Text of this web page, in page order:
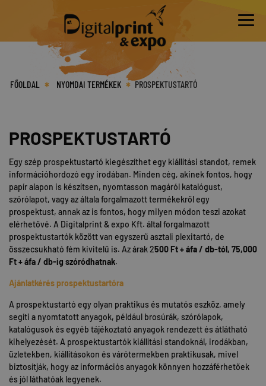
FŐOLDAL NYOMDAI TERMÉKEK PROSPEKTUSTARTÓ
PROSPEKTUSTARTÓ
Egy szép prospektustartó kiegészíthet egy kiállítási standot, remek
információhordozó egy irodában. Minden cég, akinek fontos, hogy
papír alapon is készítsen, nyomtasson magáról katalógust,
szórólapot, vagy az általa forgalmazott termékekről egy
prospektust, annak az is fontos, hogy milyen módon teszi azokat
elérhetővé. A Digitalprint & expo Kft. által forgalmazott
prospektustartók között van egyszerű asztali plexitartó, de
összecsukható fém kivitelű is. Az árak 2500 Ft + áfa / db-tól, 75,000
Ft + áfa / db-ig szóródhatnak.
Ajánlatkérés prospektustartóra
A prospektustartó egy olyan praktikus és mutatós eszköz, amely
segíti a nyomtatott anyagok, például brosúrák, szórólapok,
katalógusok és egyéb tájékoztató anyagok rendezett és átlátható
kihelyezését. A prospektustartók kiállítási standoknál, irodákban,
üzletekben, kiállításokon és várótermekben praktikusak, mivel
biztosítják, hogy az információs anyagok könnyen hozzáférhetőek
és jól láthatóak legyenek.